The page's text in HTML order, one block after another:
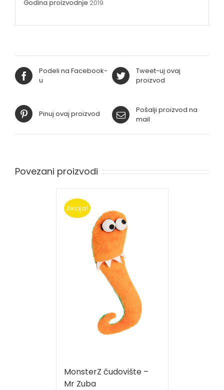
Godina proizvodnje2019
Podeli na Facebook-
u
Tweet-uj ovaj
proizvod
Pinuj ovaj proizvod
Pošalji proizvod na
mail
Povezani proizvodi
Akcija!
MonsterZ čudovište –
Mr Zuba